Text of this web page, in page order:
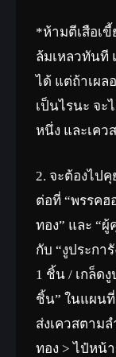
*ห้ามตีเสือเ
ล้มเหลวทันที
ได้ แต่ถ้าเผล
เป็นไรนะ จะ
หนึ่ง และเคว
2. จะต้องไป
ต่อที่ “พรรคฮ
ทอง” และ “ผู้
กับ “งูประกา
1 ชิ้น / เกล็ด
ชิ้น” ในแผนที่
ส่งเควสตาม
ทอง > ไป๋หน้